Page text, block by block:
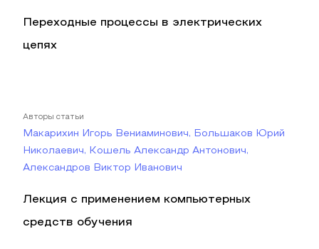
Переходные процессы в электрических
цепях
Авторы статьи
Макарихин Игорь Вениаминович, Большаков Юрий
Николаевич, Кошель Александр Антонович,
Александров Виктор Иванович
Лекция с применением компьютерных
средств обучения